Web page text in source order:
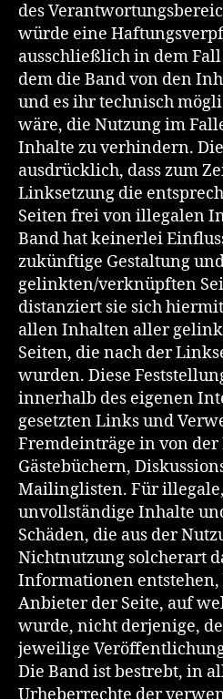
des
würde eine
ausschließlich in dem
dem die Band von den
und es ihr technisch
wäre, die Nutzung im
Inhalte zu verhindern.
ausdrücklich, dass zum
Linksetzung die
Seiten frei von illegalen
Band hat keinerlei
zukünftige Gestaltung
gelinkten/verknüpften
distanziert sie sich
allen Inhalten aller
Seiten, die nach der
wurden. Diese
innerhalb des eigenen
gesetzten Links und
Fremdeinträge in von
Gästebüchern,
Mailinglisten. Für
unvollständige Inhalte
Schäden, die aus der
Nichtnutzung solcherart
Informationen
Anbieter der Seite, auf
wurde, nicht derjenige,
jeweilige
Die Band ist bestrebt, in